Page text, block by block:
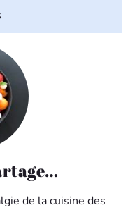
de la cuisine des